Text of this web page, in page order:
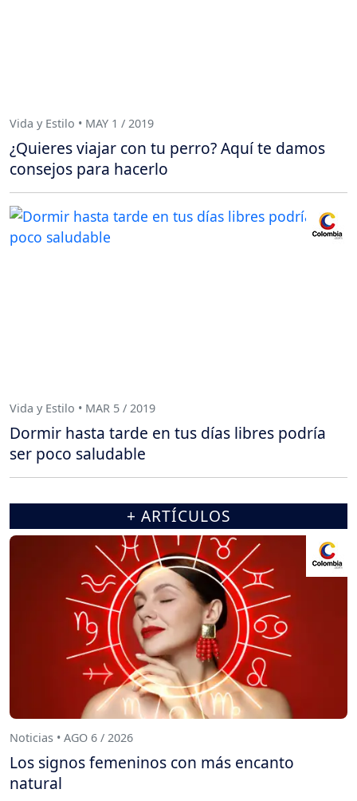
Vida y Estilo • MAY 1 / 2019
¿Quieres viajar con tu perro? Aquí te damos
consejos para hacerlo
Vida y Estilo • MAR 5 / 2019
Dormir hasta tarde en tus días libres podría
ser poco saludable
+ ARTÍCULOS
Noticias • AGO 6 / 2026
Los signos femeninos con más encanto
natural